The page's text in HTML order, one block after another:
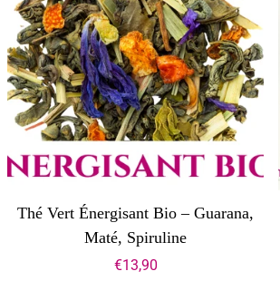
Thé Vert Énergisant Bio – Guarana,
Maté, Spiruline
€13,90